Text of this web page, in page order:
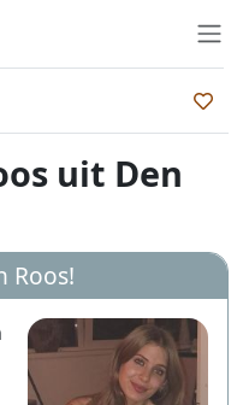
uit Den
Roos!